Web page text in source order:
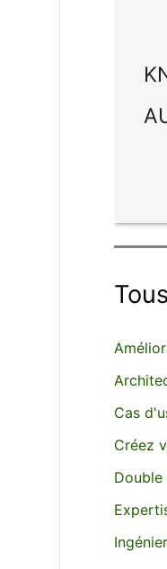
Cas
Créez